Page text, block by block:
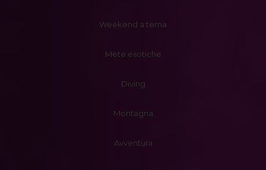
Weekend a tema
Mete esotiche
Diving
Montagna
Avventura